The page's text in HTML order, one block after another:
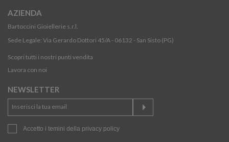
AZIENDA
Bartoccini Gioiellerie s.r.l.
Sede Legale: Via Gerardo Dottori 45/A - 06132 - San Sisto (PG)
Scopri tutti i nostri punti vendita
Lavora con noi
NEWSLETTER
Accetto i temini della privacy policy